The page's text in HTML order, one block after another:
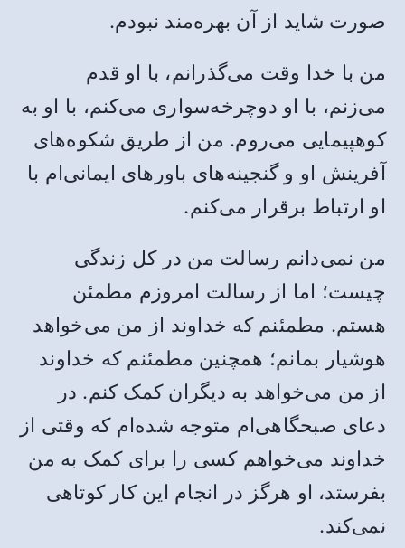
صورت شاید از آن بهره‌مند نبودم.
من با خدا وقت می‌گذرانم، با او قدم
می‌زنم، با او دوچرخه‌سواری می‌کنم، با او به
کوهپیمایی می‌روم. من از طریق شکوه‌های
آفرینش او و گنجینه‌های باورهای ایمانی‌ام با
او ارتباط برقرار می‌کنم.
من نمی‌دانم رسالت من در کل زندگی
چیست؛ اما از رسالت امروزم مطمئن
هستم. مطمئنم که خداوند از من می‌خواهد
هوشیار بمانم؛ همچنین مطمئنم که خداوند
از من می‌خواهد به دیگران کمک کنم. در
دعای صبحگاهی‌ام متوجه شده‌ام که وقتی از
خداوند می‌خواهم کسی را برای کمک به من
بفرستد، او هرگز در انجام این کار کوتاهی
نمی‌کند.